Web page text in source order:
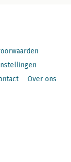
Over ons